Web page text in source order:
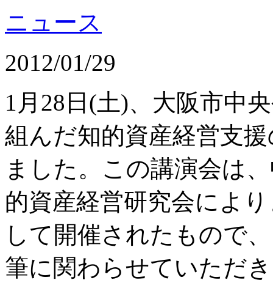
ニュース
2012/01/29
1月28日(土)、大阪市中
組んだ知的資産経営支
ました。この講演会は
的資産経営研究会によ
して開催されたもので
筆に関わらせていただ